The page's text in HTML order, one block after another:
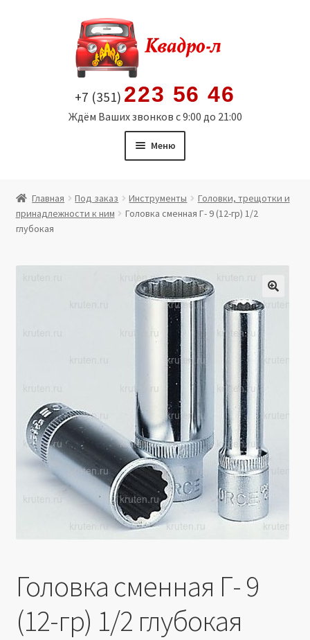
содержимому
+7 (351) 223 56 46
Ждём Ваших звонков с 9:00 до 21:00
Меню
Витрина
Политика в отношении обработки персональных
Главная Под заказ Инструменты
Головки, трещотки и
принадлежности к ним
Головка сменная Г- 9 (12-гр) 1/2
глубокая
Головка сменная Г- 9
(12-гр) 1/2 глубокая